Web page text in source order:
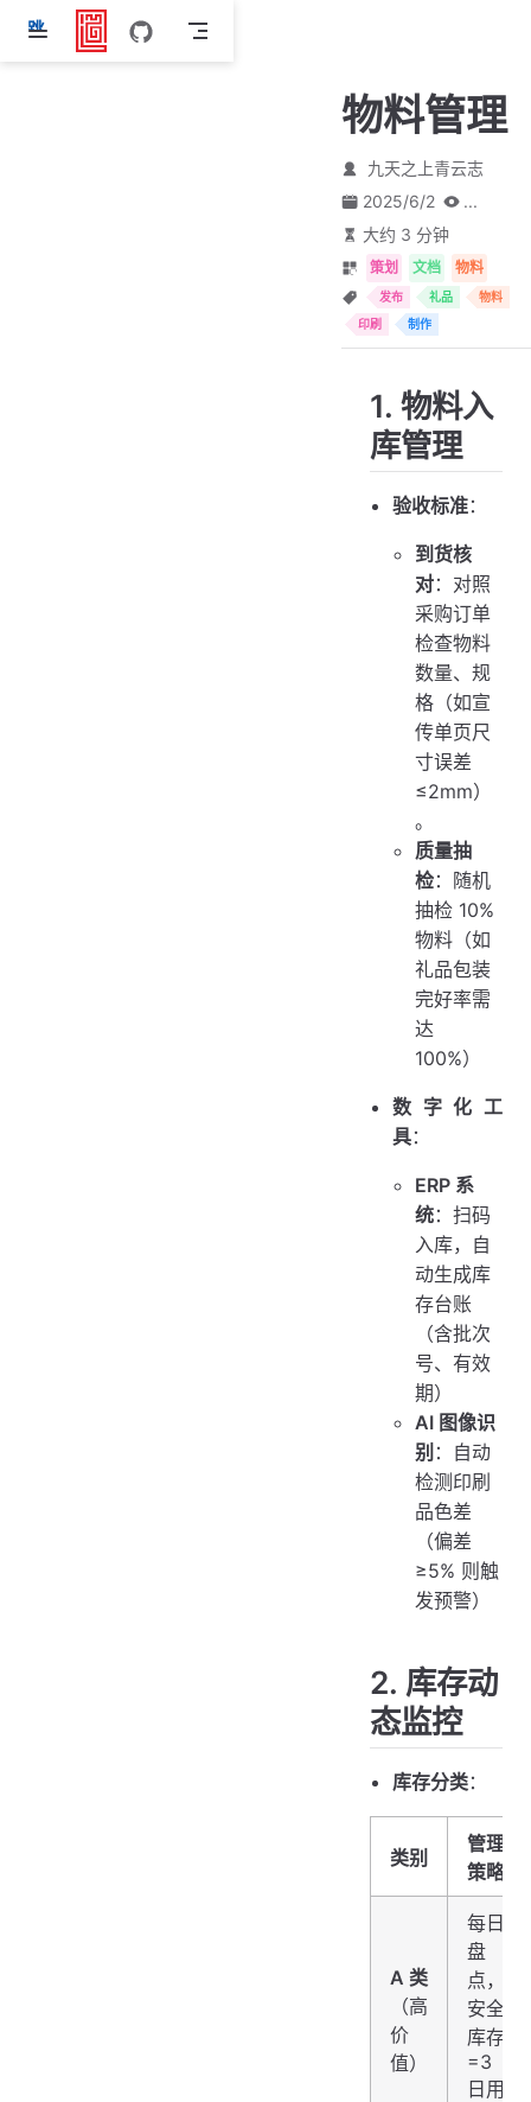
跳
物料管理
九天之上青云志
2025/6/2
...
大约 3 分钟
策划 文档 物料
发布 礼品
物料
印刷
制作
1. 物料入
库管理
验收标准：
到货核
对：对照
采购订单
检查物料
数量、规
格（如宣
传单页尺
寸误差
≤2mm）
。
质量抽
检：随机
抽检 10%
物料（如
礼品包装
完好率需
达
100%）
数字化工
具：
ERP 系
统：扫码
入库，自
动生成库
存台账
（含批次
号、有效
期）
AI 图像识
别 ：自动
检测印刷
品色差
（偏差
≥5% 则触
发预警）
2. 库存动
态监控
库存分类：
类别
管理
策略
A 类
（高
价
值）
每日
盘
点，
安全
库存
=3
日用